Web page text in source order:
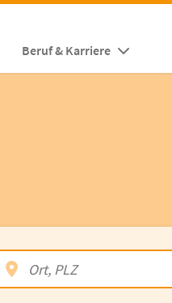
Beruf & Karriere